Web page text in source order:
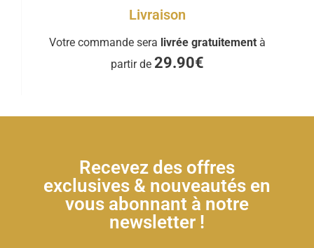
Livraison
Votre commande sera livrée gratuitement à
partir de 29.90€
Recevez des offres
exclusives & nouveautés en
vous abonnant à notre
newsletter !